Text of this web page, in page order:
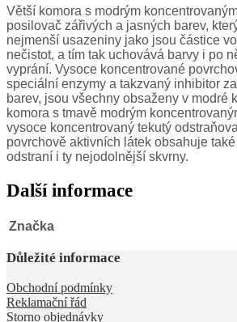
Větší komora s modrým
posilovač zářivých a jasných barev,
nejmenší usazeniny jako jsou částice
nečistot, a tím tak uchovává barvy i po
vyprání. Vysoce koncentrované
speciální enzymy a takzvaný inhibitor
barev, jsou všechny obsaženy v modré
komora s tmavě modrým
vysoce koncentrovaný tekutý
povrchově aktivních látek obsahuje
odstraní i ty nejodolnější skvrny.
Další informace
Značka
Důležité informace
Obchodní podmínky
Reklamační řád
Storno objednávky